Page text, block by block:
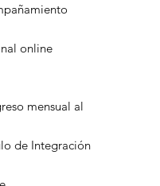
online
mensual al
de Integración